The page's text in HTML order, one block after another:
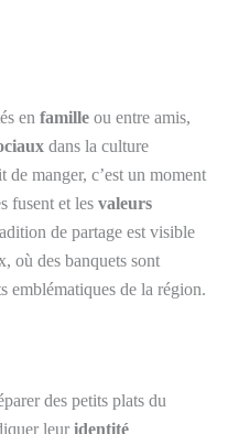
en famille ou entre amis,
dans la culture
manger, c’est un moment
fusent et les valeurs
de partage est visible
où des banquets sont
emblématiques de la région.
des petits plats du
leur identité